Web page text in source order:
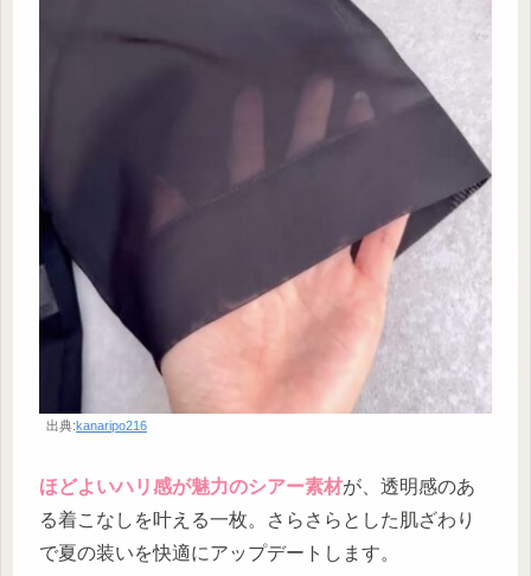
出典:kanaripo216
ほどよいハリ感が魅力のシアー素材が、透明感のあ
る着こなしを叶える一枚。さらさらとした肌ざわり
で夏の装いを快適にアップデートします。